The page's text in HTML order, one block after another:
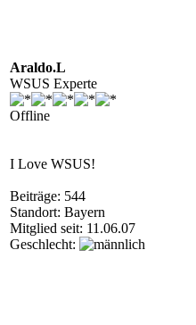
Araldo.L
WSUS Experte
Offline
I Love WSUS!
Beiträge: 544
Standort: Bayern
Mitglied seit: 11.06.07
Geschlecht: